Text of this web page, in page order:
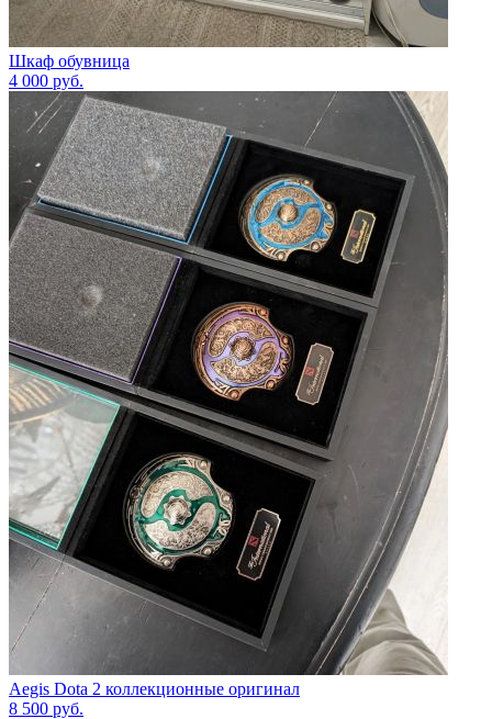
Шкаф обувница
4 000 руб.
Aegis Dota 2 коллекционные оригинал
8 500 руб.